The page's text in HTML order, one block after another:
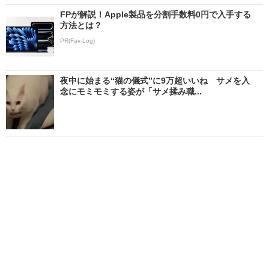
FPが解説！Apple製品を分割手数料0円で入手する
方法とは？
PR(Fav-Log)
夜中に始まる“猫の儀式”に9万超いいね サメを入
念にモミモミする姿が「サメ揉み職...